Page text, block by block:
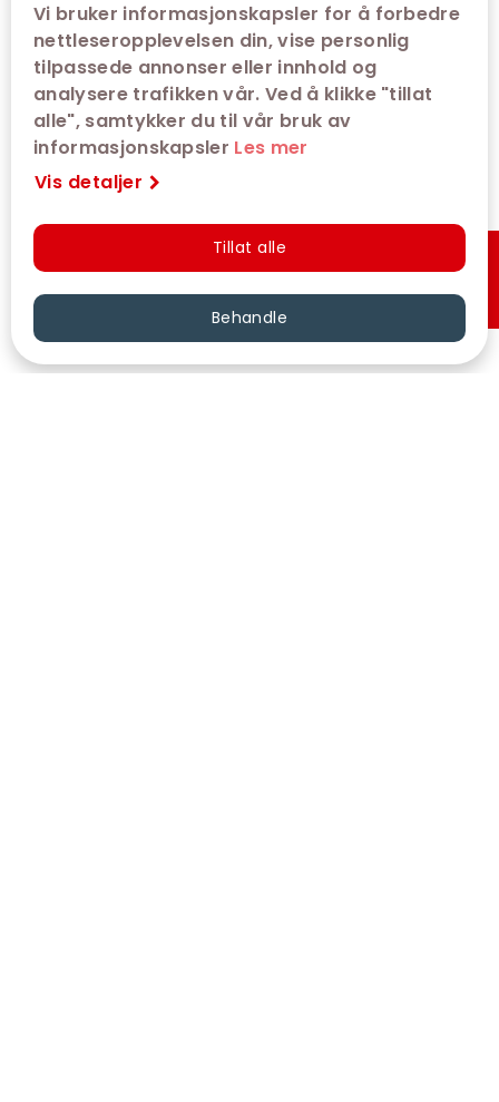
Vi bruker informasjonskapsler for å forbedre
nettleseropplevelsen din, vise personlig
tilpassede annonser eller innhold og
analysere trafikken vår. Ved å klikke "tillat
alle", samtykker du til vår bruk av
informasjonskapsler Les mer
Vis detaljer
Tillat alle
Behandle Hurtigkjøp